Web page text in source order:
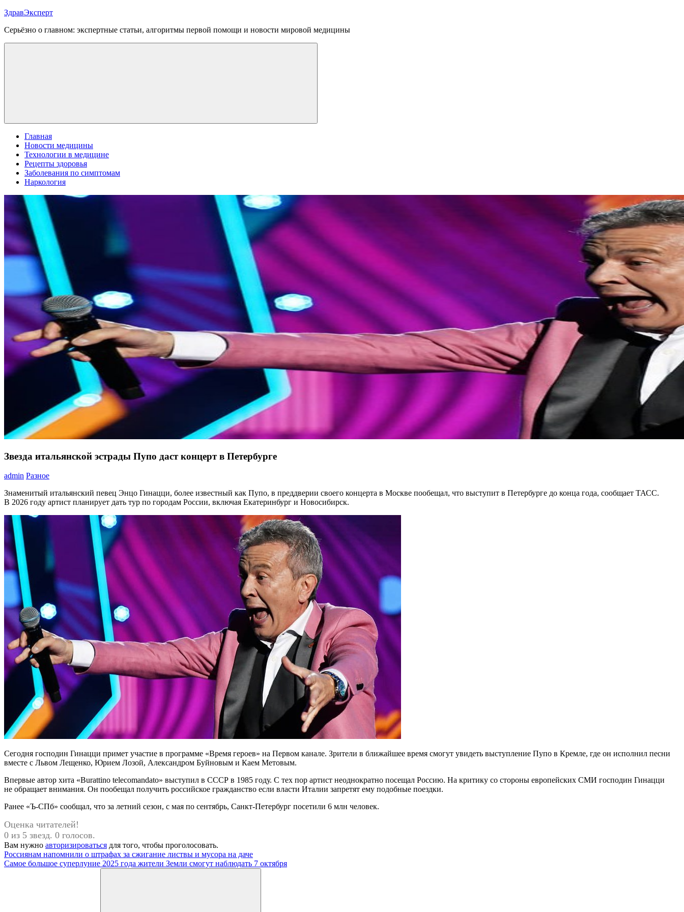
Перейти
содержимому
ЗдравЭксперт
Серьёзно о главном: экспертные статьи, алгоритмы первой помощи и новости мировой медицины
Меню
Главная
Новости медицины
Технологии в медицине
Рецепты здоровья
Заболевания по симптомам
Наркология
Звезда итальянской эстрады Пупо даст концерт в Петербурге
admin Разное
Знаменитый итальянский певец Энцо Гинацци, более известный как Пупо, в преддверии своего концерта в Москве пообещал, что выступит в Петербурге до конца года, сообщает ТАСС.
В 2026 году артист планирует дать тур по городам России, включая Екатеринбург и Новосибирск.
Сегодня господин Гинацци примет участие в программе «Время героев» на Первом канале. Зрители в ближайшее время смогут увидеть выступление Пупо в Кремле, где он исполнил песни
вместе с Львом Лещенко, Юрием Лозой, Александром Буйновым и Каем Метовым.
Впервые автор хита «Burattino telecomandato» выступил в СССР в 1985 году. С тех пор артист неоднократно посещал Россию. На критику со стороны европейских СМИ господин Гинацци
не обращает внимания. Он пообещал получить российское гражданство если власти Италии запретят ему подобные поездки.
Ранее «Ъ-СПб» сообщал, что за летний сезон, с мая по сентябрь, Санкт-Петербург посетили 6 млн человек.
Оценка читателей!
0 из 5 звезд. 0 голосов.
Вам нужно авторизироваться для того, чтобы проголосовать.
Навигация
по
Предыдущая
запись:
Россиянам напомнили о штрафах за сжигание листвы и мусора на даче
Следующая
Самое большое суперлуние 2025 года жители Земли смогут наблюдать 7 октября